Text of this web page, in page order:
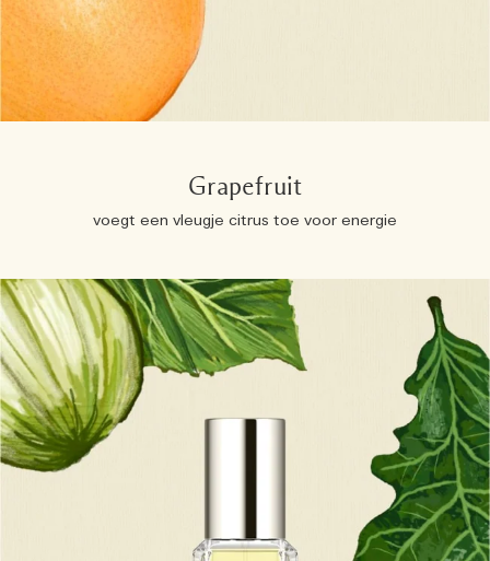
Grapefruit
voegt een vleugje citrus toe voor energie